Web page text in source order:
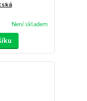
Není skladem